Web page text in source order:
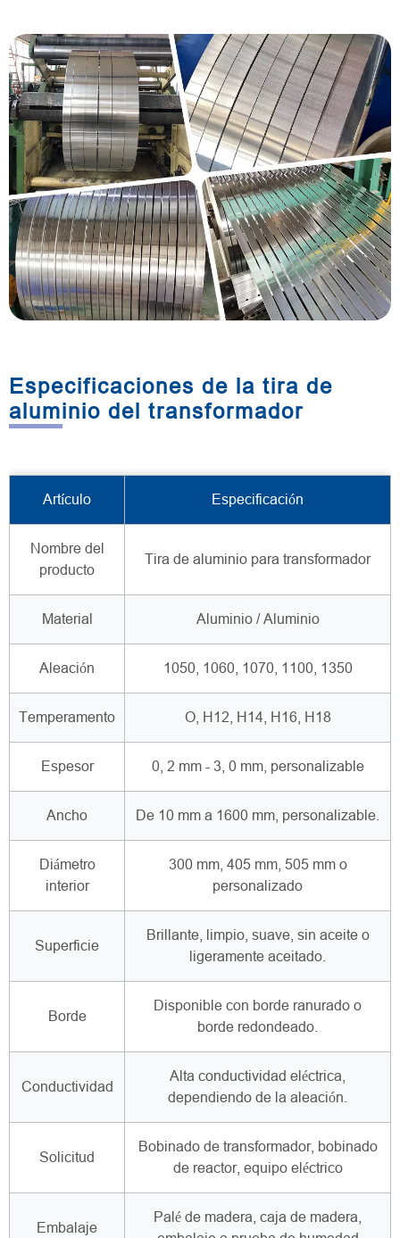
Especificaciones de la tira de
aluminio del transformador
Artículo Especificación
Nombre del
producto
Tira de aluminio para transformador
Material Aluminio / Aluminio
Aleación 1050, 1060, 1070, 1100, 1350
Temperamento O, H12, H14, H16, H18
Espesor 0, 2 mm - 3, 0 mm, personalizable
Ancho De 10 mm a 1600 mm, personalizable.
Diámetro
interior
300 mm, 405 mm, 505 mm o
personalizado
Superficie
Brillante, limpio, suave, sin aceite o
ligeramente aceitado.
Borde
Disponible con borde ranurado o
borde redondeado.
Conductividad
Alta conductividad eléctrica,
dependiendo de la aleación.
Solicitud
Bobinado de transformador, bobinado
de reactor, equipo eléctrico
Embalaje
Palé de madera, caja de madera,